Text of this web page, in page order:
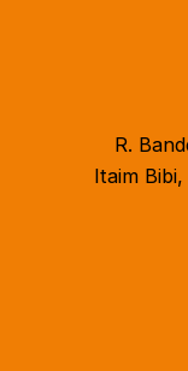
R.
Itaim